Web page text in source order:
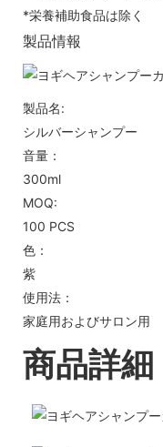
*栄養補助食品は除く
製品情報
製品名:
シルバーシャンプー
音量：
300ml
MOQ:
100 PCS
色：
紫
使用法：
家庭用およびサロン用
商品詳細